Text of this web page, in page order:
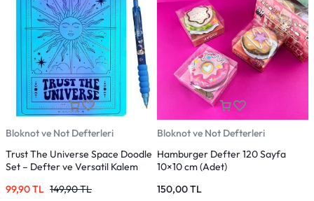
Bloknot ve Not Defterleri
Trust The Universe Space Doodle
Set – Defter ve Versatil Kalem
99,90TL 149,90TL
Bloknot ve Not Defterleri
Hamburger Defter 120 Sayfa
10×10 cm (Adet)
150,00TL